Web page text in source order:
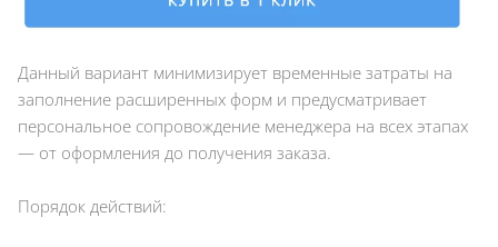
Данный вариант минимизирует временные затраты на
заполнение расширенных форм и предусматривает
персональное сопровождение менеджера на всех этапах
— от оформления до получения заказа.
Порядок действий: